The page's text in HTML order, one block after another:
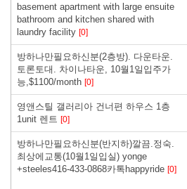
basement apartment with large ensuite
bathroom and kitchen shared with
laundry facility [0]
방하나만필요하신분(2층방). 다운타운.
토론토대. 차이나타운, 10월1일입주가
능,$1100/month [0]
영앤스틸 갤러리아 건너편 하우스 1층
1unit 렌트 [0]
방하나만필요하신분(반지하)깔끔.정숙.
최상에교통(10월1일입실) yonge
+steeles416-433-0868카톡happyride [0]